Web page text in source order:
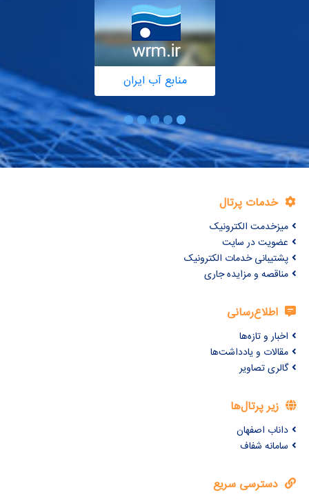
منابع آب ایران
خدمات پرتال
میزخدمت الکترونیک
عضویت در سایت
پشتیبانی خدمات الکترونیک
مناقصه و مزایده جاری
اطلاع‌رسانی
اخبار و تازه‌ها
مقالات و یادداشت‌ها
گالری تصاویر
زیر پرتال‌ها
داناب اصفهان
سامانه شفاف
دسترسی سریع